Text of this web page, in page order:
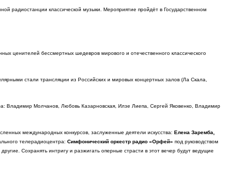
радиостанции классической музыки. Мероприятие пройдёт в Государственном
ценителей бессмертных шедевров мирового и отечественного классического
стали трансляции из Российских и мировых концертных залов (Ла Скала,
Владимир Молчанов, Любовь Казарновская, Илзе Лиепа, Сергей Яковенко, Владимир
международных конкурсов, заслуженные деятели искусства: Елена Заремба,
телерадиоцентра: Симфонический оркестр радио «Орфей» под руководством
Сохранять интригу и разжигать оперные страсти в этот вечер будут ведущие